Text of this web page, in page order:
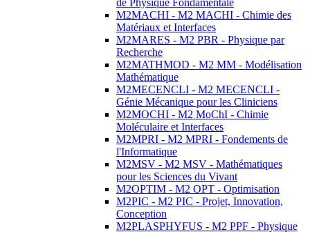
de Physique Fondamentale
M2MACHI - M2 MACHI - Chimie des
Matériaux et Interfaces
M2MARES - M2 PBR - Physique par
Recherche
M2MATHMOD - M2 MM - Modélisation
Mathématique
M2MECENCLI - M2 MECENCLI -
Génie Mécanique pour les Cliniciens
M2MOCHI - M2 MoChI - Chimie
Moléculaire et Interfaces
M2MPRI - M2 MPRI - Fondements de
l'Informatique
M2MSV - M2 MSV - Mathématiques
pour les Sciences du Vivant
M2OPTIM - M2 OPT - Optimisation
M2PIC - M2 PIC - Projet, Innovation,
Conception
M2PLASPHYFUS - M2 PPF - Physique